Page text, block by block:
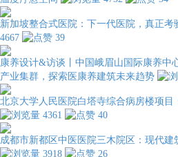
新加坡整合式医院：下一代医院，真正考
4667
39
康养设计&访谈丨中国峨眉山国际康养中
产业集群，探索医康养建筑未来趋势
北京大学人民医院白塔寺综合病房楼项
4361
40
成都市新都区中医医院三木院区：现代建
3918
26